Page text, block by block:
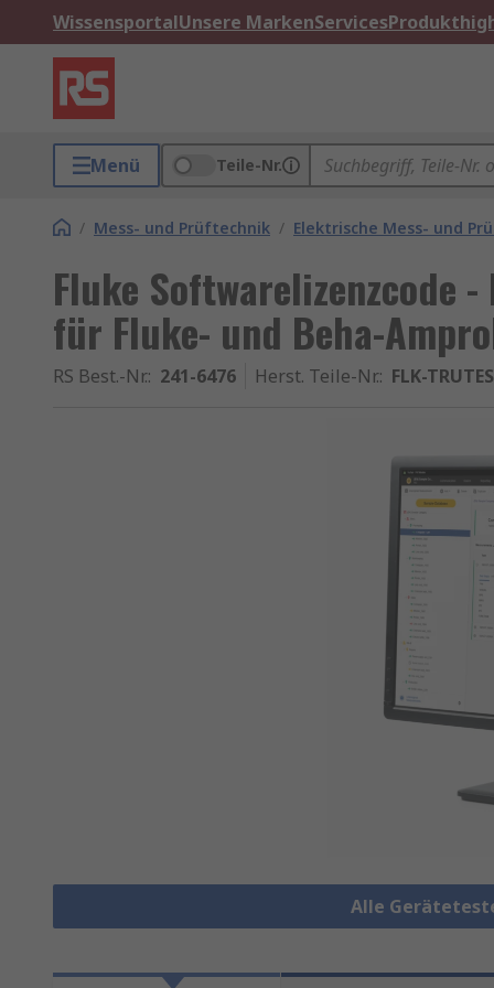
WissensportalUnsere MarkenServices
Menü Teile-Nr.
/ Mess- und Prüftechnik / Elektrische Mess- und
Fluke Softwarelizenzcode
für Fluke- und Beha-
RS Best.-Nr.: 241-6476 Herst. Teile-Nr.: FLK-
Alle